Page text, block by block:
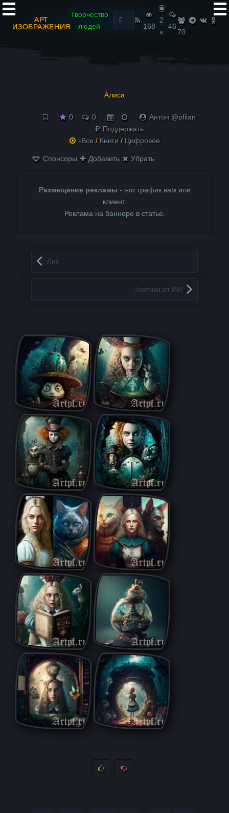
АРТ
ИЗОБРАЖЕНИЯ
Творчество
людей
Найти:
168
2
к
46
70
Алиса
0 0
Антон @pfilan
Поддержать
-Все / Книги / Цифровое
Спонсоры Добавить Убрать
Размещение рекламы - это трафик вам или
клиент.
Реклама на баннере в статье.
Запись навигация
Лис
Тортики от ИИ